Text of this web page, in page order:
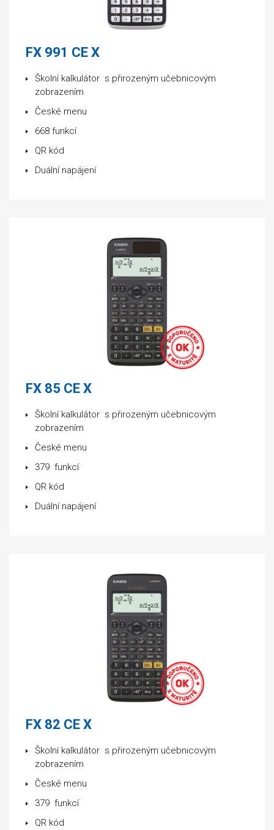
FX 991 CE X
Školní kalkulátor s přirozeným učebnicovým
zobrazením
České menu
668 funkcí
QR kód
Duální napájení
FX 85 CE X
Školní kalkulátor s přirozeným učebnicovým
zobrazením
České menu
379 funkcí
QR kód
Duální napájení
FX 82 CE X
Školní kalkulátor s přirozeným učebnicovým
zobrazením
České menu
379 funkcí
QR kód